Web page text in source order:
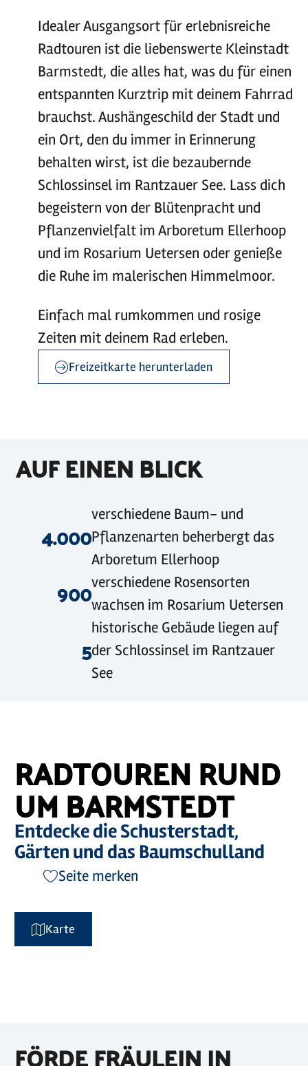
Idealer Ausgangsort für erlebnisreiche
Radtouren ist die liebenswerte Kleinstadt
Barmstedt, die alles hat, was du für einen
entspannten Kurztrip mit deinem Fahrrad
brauchst. Aushängeschild der Stadt und
ein Ort, den du immer in Erinnerung
behalten wirst, ist die bezaubernde
Schlossinsel im Rantzauer See. Lass dich
begeistern von der Blütenpracht und
Pflanzenvielfalt im Arboretum Ellerhoop
und im Rosarium Uetersen oder genieße
die Ruhe im malerischen Himmelmoor.
Einfach mal rumkommen und rosige
Zeiten mit deinem Rad erleben.
Freizeitkarte herunterladen
AUF EINEN BLICK
4.000
verschiedene Baum- und
Pflanzenarten beherbergt das
Arboretum Ellerhoop
900verschiedene Rosensorten
wachsen im Rosarium Uetersen
5
historische Gebäude liegen auf
der Schlossinsel im Rantzauer
See
RADTOUREN RUND
UM BARMSTEDT
Entdecke die Schusterstadt,
Gärten und das Baumschulland
Seite merken
Karte